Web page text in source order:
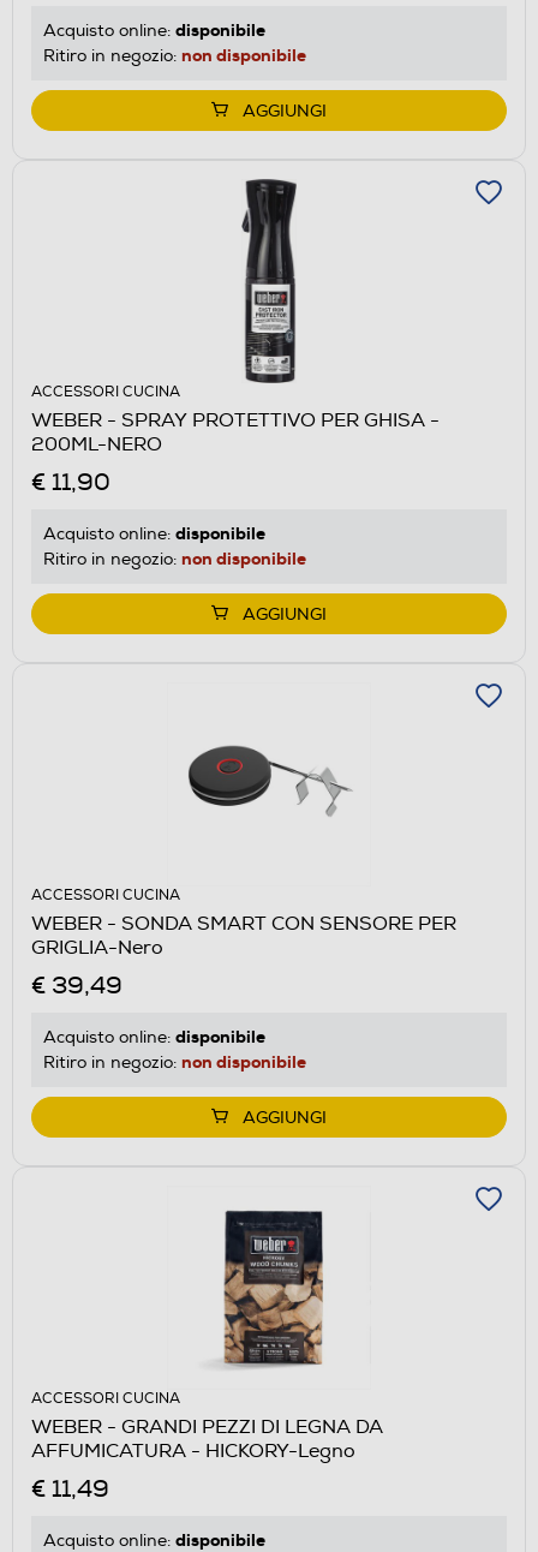
Acquisto online: disponibile
Ritiro in negozio: non disponibile
AGGIUNGI
ACCESSORI CUCINA
WEBER - SPRAY PROTETTIVO PER GHISA -
200ML-NERO
€ 11,90
Acquisto online: disponibile
Ritiro in negozio: non disponibile
AGGIUNGI
ACCESSORI CUCINA
WEBER - SONDA SMART CON SENSORE PER
GRIGLIA-Nero
€ 39,49
Acquisto online: disponibile
Ritiro in negozio: non disponibile
AGGIUNGI
ACCESSORI CUCINA
WEBER - GRANDI PEZZI DI LEGNA DA
AFFUMICATURA - HICKORY-Legno
€ 11,49
Acquisto online: disponibile